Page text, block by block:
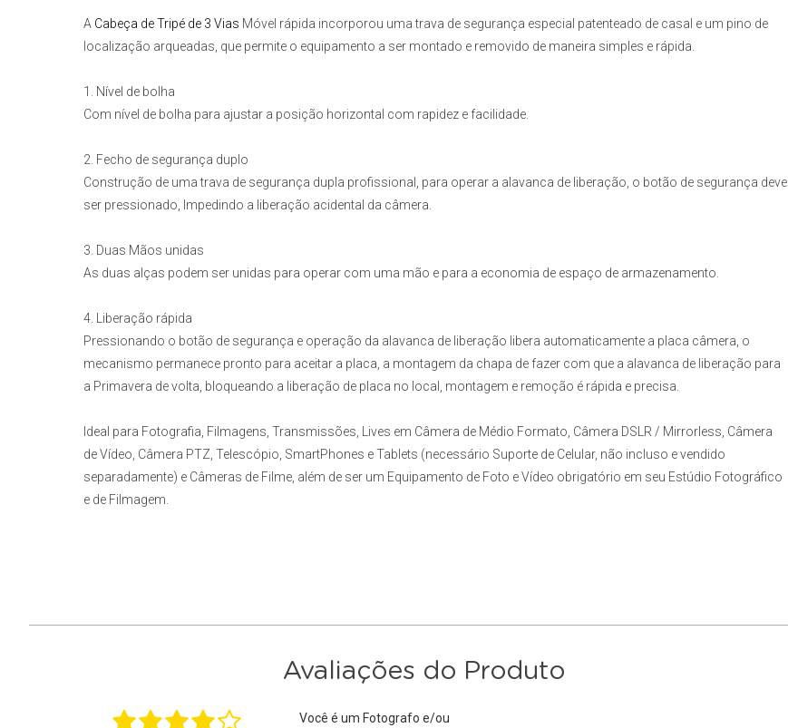
A Cabeça de Tripé de 3 Vias Móvel rápida incorporou uma trava de segurança especial patenteado de casal e um pino de
localização arqueadas, que permite o equipamento a ser montado e removido de maneira simples e rápida.
1. Nível de bolha
Com nível de bolha para ajustar a posição horizontal com rapidez e facilidade.
2. Fecho de segurança duplo
Construção de uma trava de segurança dupla profissional, para operar a alavanca de liberação, o botão de segurança deve
ser pressionado, Impedindo a liberação acidental da câmera.
3. Duas Mãos unidas
As duas alças podem ser unidas para operar com uma mão e para a economia de espaço de armazenamento.
4. Liberação rápida
Pressionando o botão de segurança e operação da alavanca de liberação libera automaticamente a placa câmera, o
mecanismo permanece pronto para aceitar a placa, a montagem da chapa de fazer com que a alavanca de liberação para
a Primavera de volta, bloqueando a liberação de placa no local, montagem e remoção é rápida e precisa.
Ideal para Fotografia, Filmagens, Transmissões, Lives em Câmera de Médio Formato, Câmera DSLR / Mirrorless, Câmera
de Vídeo, Câmera PTZ, Telescópio, SmartPhones e Tablets (necessário Suporte de Celular, não incluso e vendido
separadamente) e Câmeras de Filme, além de ser um Equipamento de Foto e Vídeo obrigatório em seu Estúdio Fotográfico
e de Filmagem.
Avaliações do Produto
Você é um Fotografo e/ou